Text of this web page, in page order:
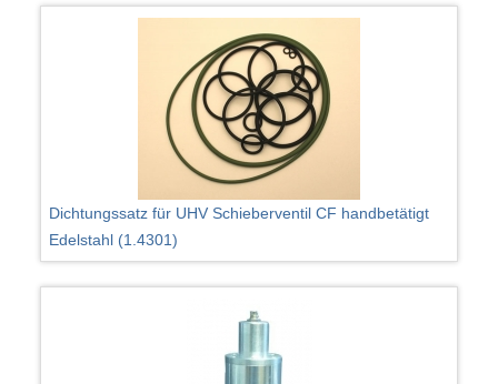
Dichtungssatz für UHV Schieberventil CF handbetätigt
Edelstahl (1.4301)